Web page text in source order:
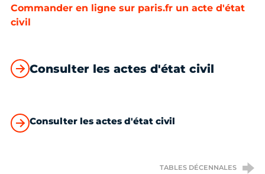
Commander en ligne sur paris.fr un acte d'état
civil
Consulter les actes d'état civil
Consulter les actes d'état civil
TABLES DÉCENNALES